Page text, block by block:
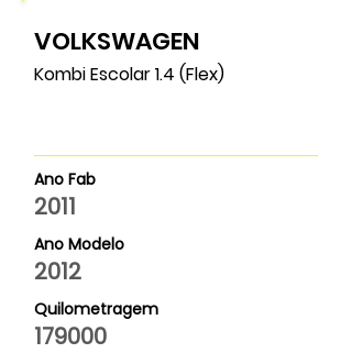
VOLKSWAGEN
179000
Kombi Escolar 1.4 (Flex)
Ano Fab
2011
Ano Modelo
2012
Quilometragem
179000